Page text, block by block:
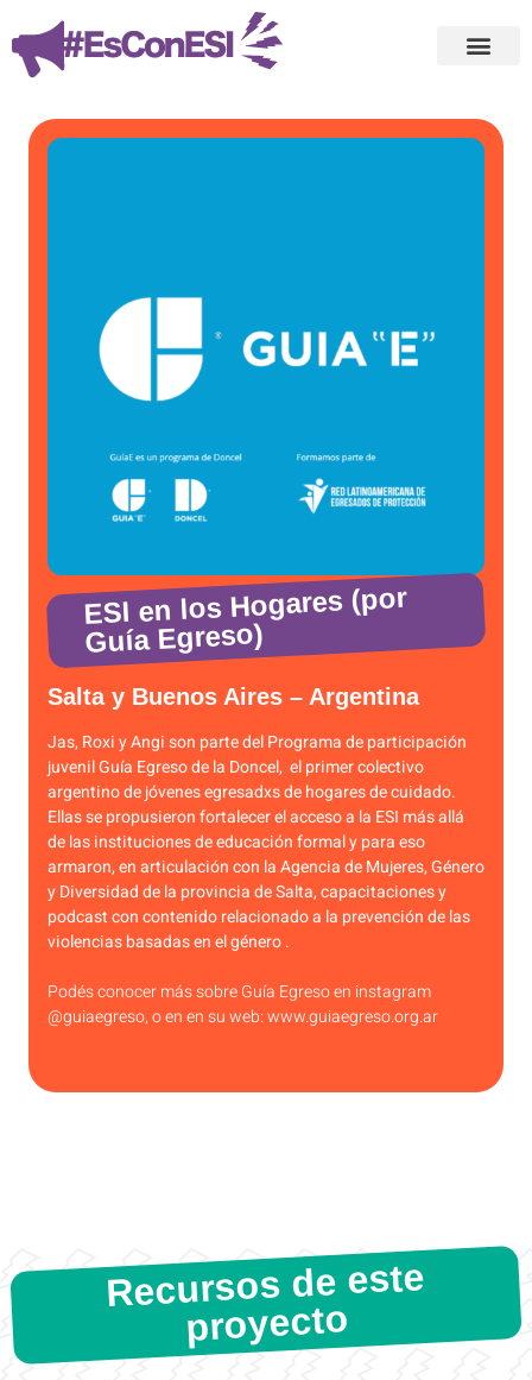
ESI en los Hogares (por
Guía Egreso)
Salta y Buenos Aires – Argentina
Jas, Roxi y Angi son parte del Programa de participación
juvenil Guía Egreso de la Doncel, el primer colectivo
argentino de jóvenes egresadxs de hogares de cuidado.
Ellas se propusieron fortalecer el acceso a la ESI más allá
de las instituciones de educación formal y para eso
armaron, en articulación con la Agencia de Mujeres, Género
y Diversidad de la provincia de Salta, capacitaciones y
podcast con contenido relacionado a la prevención de las
violencias basadas en el género .
Podés conocer más sobre Guía Egreso en instagram
@guiaegreso, o en en su web: www.guiaegreso.org.ar
Recursos de este
proyecto